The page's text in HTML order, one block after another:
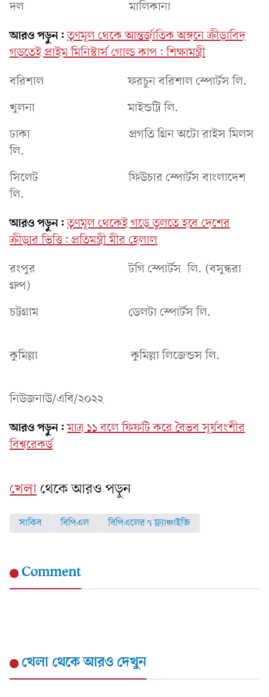
দল মালিকানা
আরও পড়ুন: তৃণমূল থেকে আন্তর্জাতিক অঙ্গনে ক্রীড়াবিদ
গড়তেই প্রাইম মিনিস্টার্স গোল্ড কাপ: শিক্ষামন্ত্রী
বরিশাল ফরচুন বরিশাল স্পোর্টস লি.
খুলনা মাইন্ডট্রি লি.
ঢাকা প্রগতি গ্রিন অটো রাইস মিলস
লি.
সিলেট ফিউচার স্পোর্টস বাংলাদেশ
লি.
আরও পড়ুন: তৃণমূল থেকেই গড়ে তুলতে হবে দেশের
ক্রীড়ার ভিত্তি: প্রতিমন্ত্রী মীর হেলাল
রংপুর টগি স্পোর্টস লি. (বসুন্ধরা
গ্রুপ)
চট্টগ্রাম ডেলটা স্পোর্টস লি.
কুমিল্লা কুমিল্লা লিজেন্ডস লি.
নিউজনাউ/এবি/২০২২
আরও পড়ুন: মাত্র ১১ বলে ফিফটি করে বৈভব সূর্যবংশীর
বিশ্বরেকর্ড
খেলাথেকে আরও পড়ুন
সাকিব বিপিএল বিপিএলের ৭ ফ্র্যাঞ্চাইজি
Comment
খেলাথেকে আরও দেখুন